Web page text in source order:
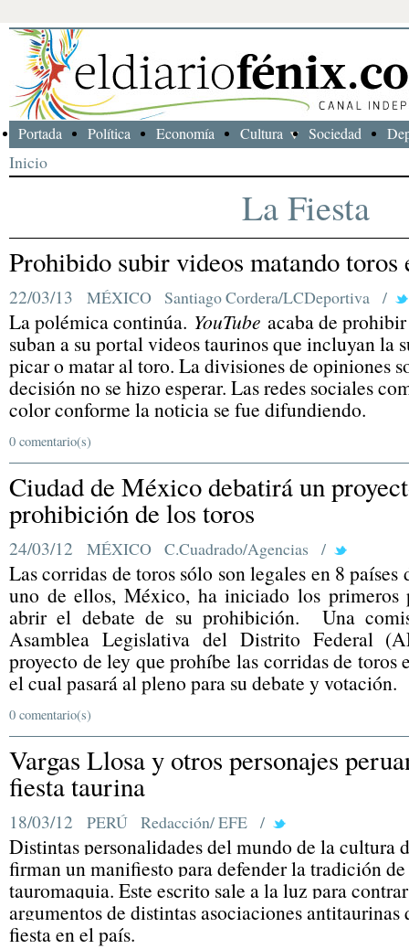
Inicio
La Fiesta
Prohibido subir videos matando toros
22/03/13 MÉXICO Santiago Cordera/LCDeportiva /
La polémica continúa. YouTube acaba de
suban a su portal videos taurinos que incluyan la
picar o matar al toro. La divisiones de opiniones
decisión no se hizo esperar. Las redes sociales
color conforme la noticia se fue difundiendo.
0 comentario(s)
Ciudad de México debatirá un
prohibición de los toros
24/03/12 MÉXICO C.Cuadrado/Agencias /
Las corridas de toros sólo son legales en 8 países
uno de ellos, México, ha iniciado los primeros
abrir el debate de su prohibición.
Una
Asamblea Legislativa del Distrito Federal
proyecto de ley que prohíbe las corridas de toros
el cual pasará al pleno para su debate y votación.
0 comentario(s)
Vargas Llosa y otros personajes
fiesta taurina
18/03/12 PERÚ Redacción/ EFE /
Distintas personalidades del mundo de la cultura
firman un manifiesto para defender la tradición
tauromaquia. Este escrito sale a la luz para
argumentos de distintas asociaciones
fiesta en el país.
Portada Política Economía Cultura Sociedad